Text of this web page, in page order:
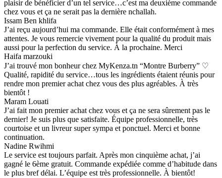
plaisir de bénéficier d’un tel service…c’est ma deuxième commande
chez vous et ça ne serait pas la dernière nchallah.
Issam Ben khlifa
J’ai reçu aujourd’hui ma commande. Elle était conformément à mes
attentes. Je vous remercie vivement pour la qualité du produit mais
aussi pour la perfection du service. À la prochaine. Merci
Haifa marzouki
J’ai trouvé mon bonheur chez MyKenza.tn “Montre Burberry” ♡
Qualité, rapidité du service…tous les ingrédients étaient réunis pour
rendre mon premier achat chez vous des plus agréables. À très
bientôt !
Maram Louati
J’ai fait mon premier achat chez vous et ça ne sera sûrement pas le
dernier! Je suis plus que satisfaite. Équipe professionnelle, très
courtoise et un livreur super sympa et ponctuel. Merci et bonne
continuation.
Nadine Rwihmi
Le service est toujours parfait. Après mon cinquième achat, j’ai
gagné le 6ème gratuit. Commande expédiée comme d’habitude dans
le plus bref délai. L’équipe est très professionnelle. À bientôt!